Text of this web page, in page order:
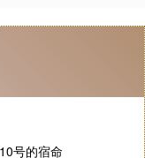
号的宿命